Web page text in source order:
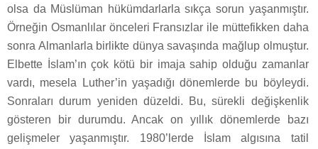
olsa da Müslüman hükümdarlarla sıkça sorun yaşanmıştır.
Örneğin Osmanlılar önceleri Fransızlar ile müttefikken daha
sonra Almanlarla birlikte dünya savaşında mağlup olmuştur.
Elbette İslam’ın çok kötü bir imaja sahip olduğu zamanlar
vardı, mesela Luther’in yaşadığı dönemlerde bu böyleydi.
Sonraları durum yeniden düzeldi. Bu, sürekli değişkenlik
gösteren bir durumdu. Ancak on yıllık dönemlerde bazı
gelişmeler yaşanmıştır. 1980’lerde İslam algısına tatil